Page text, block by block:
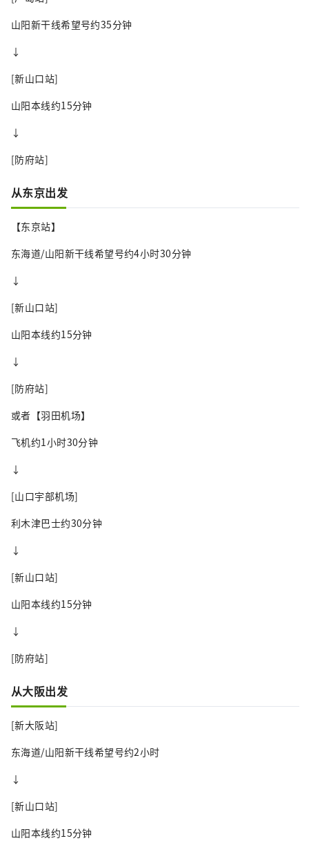
山阳新干线希望号约35分钟
↓
[新山口站]
山阳本线约15分钟
↓
[防府站]
从东京出发
【东京站】
东海道/山阳新干线希望号约4小时30分钟
↓
[新山口站]
山阳本线约15分钟
↓
[防府站]
或者【羽田机场】
飞机约1小时30分钟
↓
[山口宇部机场]
利木津巴士约30分钟
↓
[新山口站]
山阳本线约15分钟
↓
[防府站]
从大阪出发
[新大阪站]
东海道/山阳新干线希望号约2小时
↓
[新山口站]
山阳本线约15分钟